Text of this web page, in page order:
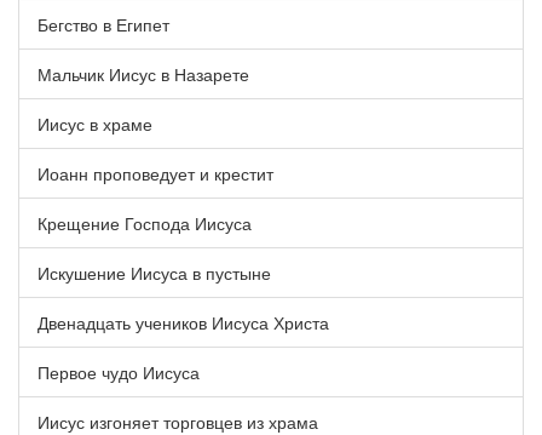
Бегство в Египет
Мальчик Иисус в Назарете
Иисус в храме
Иоанн проповедует и крестит
Крещение Господа Иисуса
Искушение Иисуса в пустыне
Двенадцать учеников Иисуса Христа
Первое чудо Иисуса
Иисус изгоняет торговцев из храма